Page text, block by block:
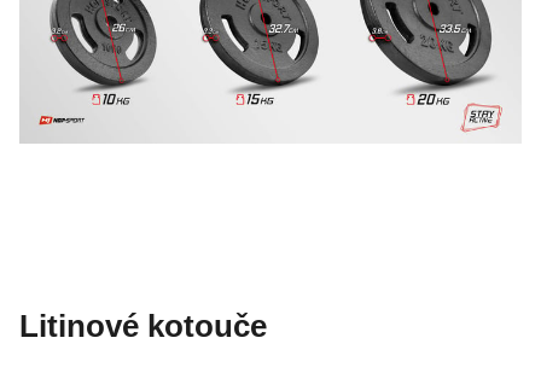
Litinové kotouče